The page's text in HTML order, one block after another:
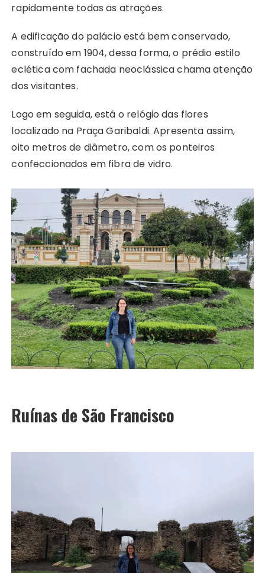
rapidamente todas as atrações.
A edificação do palácio está bem conservado,
construído em 1904, dessa forma, o prédio estilo
eclética com fachada neoclássica chama atenção
dos visitantes.
Logo em seguida, está o relógio das flores
localizado na Praça Garibaldi. Apresenta assim,
oito metros de diâmetro, com os ponteiros
confeccionados em fibra de vidro.
Ruínas de São Francisco